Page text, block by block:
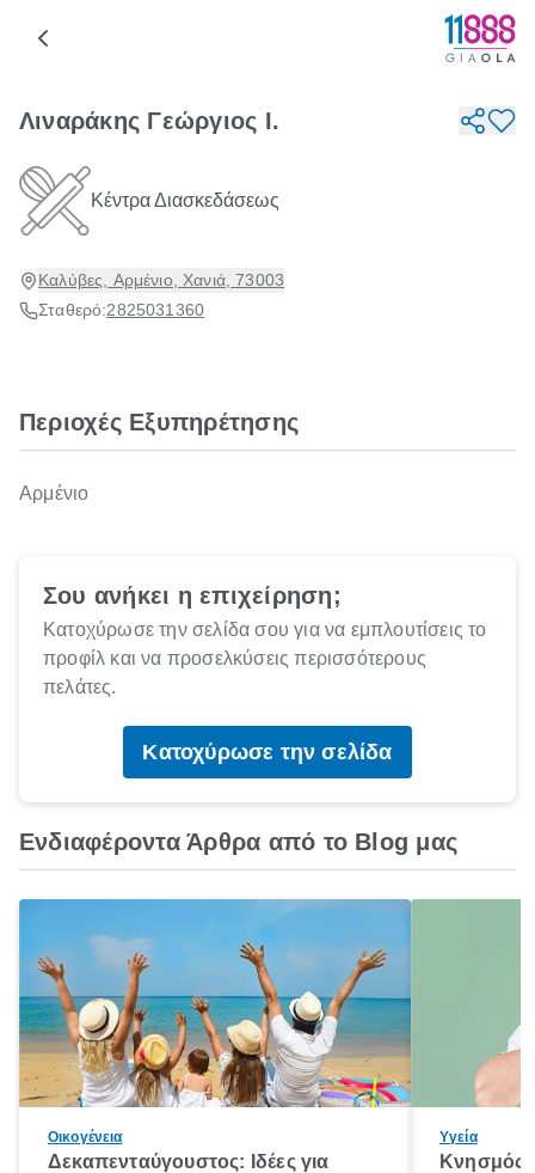
Λιναράκης Γεώργιος Ι.
Κέντρα Διασκεδάσεως
Καλύβες, Αρμένιο, Χανιά, 73003
Σταθερό:2825031360
Περιοχές Εξυπηρέτησης
Αρμένιο
Σου ανήκει η επιχείρηση;
Κατοχύρωσε την σελίδα σου για να εμπλουτίσεις το
προφίλ και να προσελκύσεις περισσότερους
πελάτες.
Κατοχύρωσε την σελίδα
Ενδιαφέροντα Άρθρα από το Blog μας
Οικογένεια
Δεκαπενταύγουστος: Ιδέες για
Υγεία
Κνησμός: